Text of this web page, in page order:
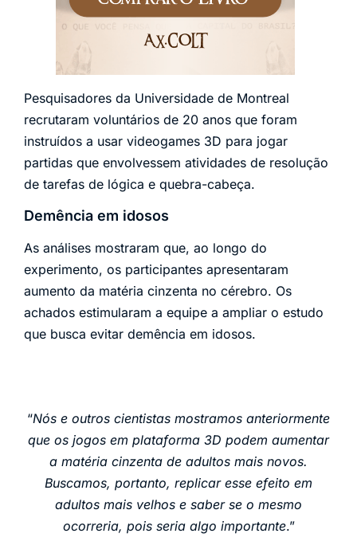
Pesquisadores da Universidade de Montreal
recrutaram voluntários de 20 anos que foram
instruídos a usar videogames 3D para jogar
partidas que envolvessem atividades de resolução
de tarefas de lógica e quebra-cabeça.
Demência em idosos
As análises mostraram que, ao longo do
experimento, os participantes apresentaram
aumento da matéria cinzenta no cérebro. Os
achados estimularam a equipe a ampliar o estudo
que busca evitar demência em idosos.
“Nós e outros cientistas mostramos anteriormente
que os jogos em plataforma 3D podem aumentar
a matéria cinzenta de adultos mais novos.
Buscamos, portanto, replicar esse efeito em
adultos mais velhos e saber se o mesmo
ocorreria, pois seria algo importante.”